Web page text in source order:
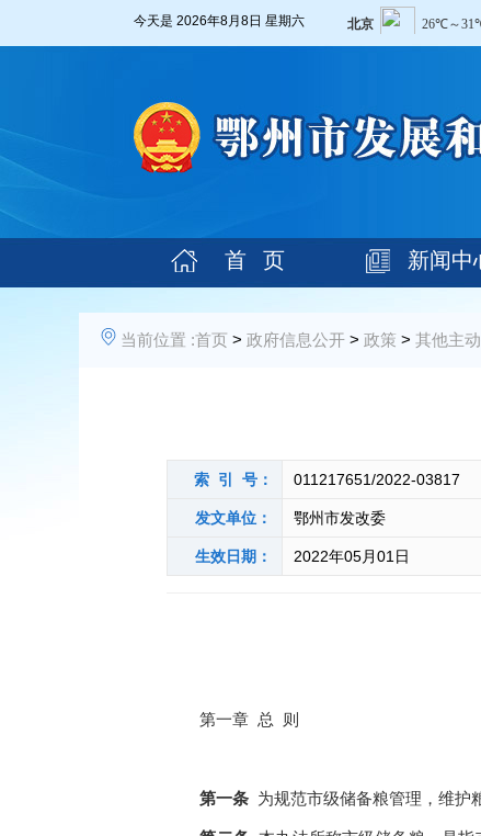
今天是 2026年8月8日 星期六
首 页 新闻中
当前位置 :首页 > 政府信息公开 > 政策 > 其他主
索 引 号： 011217651/2022-03817
发文单位： 鄂州市发改委
生效日期： 2022年05月01日
第一章 总 则
第一条 为规范市级储备粮管理，维护